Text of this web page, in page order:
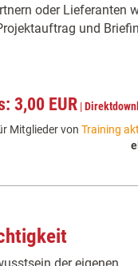
oder Lieferanten
und
3,00 EUR |
Mitglieder von Training